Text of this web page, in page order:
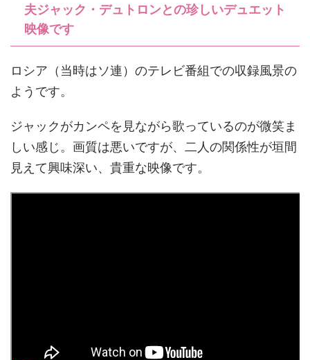
夫ジャック・デュトロンとの珍しいデュエット
映像です
ロシア（当時はソ連）のテレビ番組での収録風景の
ようです。
ジャックがカンペを見ながら歌っているのが微笑ま
しい感じ。画質は悪いですが、二人の関係性が垣間
見えて興味深い、貴重な映像です。